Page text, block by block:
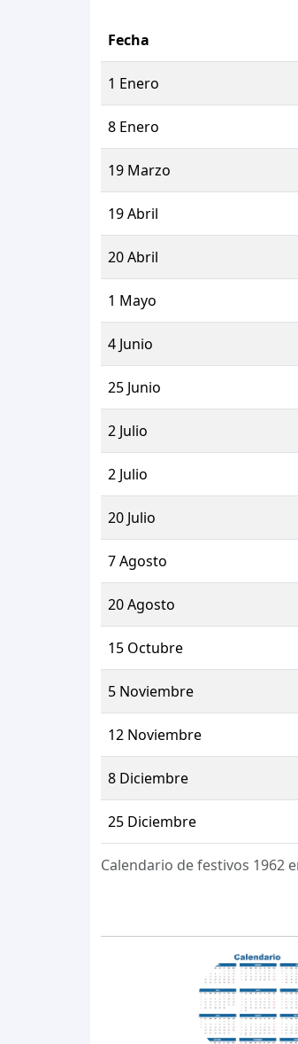
Calendario de festivos 1962
Fecha
1 Enero
8 Enero
19 Marzo
19 Abril
20 Abril
1 Mayo
4 Junio
25 Junio
2 Julio
2 Julio
20 Julio
7 Agosto
20 Agosto
15 Octubre
5 Noviembre
12 Noviembre
8 Diciembre
25 Diciembre